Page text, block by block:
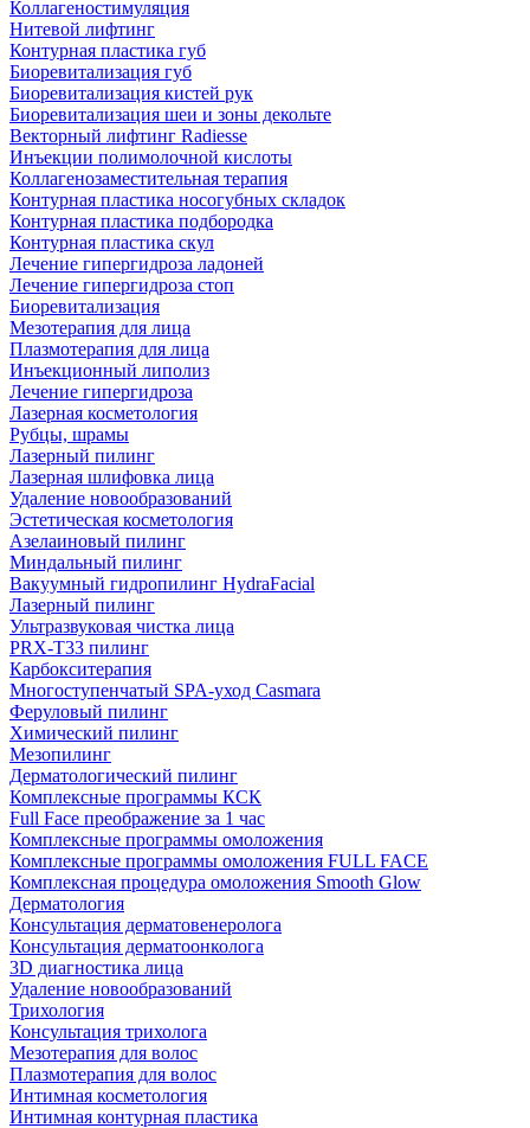
Коллагеностимуляция
Нитевой лифтинг
Контурная пластика губ
Биоревитализация губ
Биоревитализация кистей рук
Биоревитализация шеи и зоны декольте
Векторный лифтинг Radiesse
Инъекции полимолочной кислоты
Коллагенозаместительная терапия
Контурная пластика носогубных складок
Контурная пластика подбородка
Контурная пластика скул
Лечение гипергидроза ладоней
Лечение гипергидроза стоп
Биоревитализация
Мезотерапия для лица
Плазмотерапия для лица
Инъекционный липолиз
Лечение гипергидроза
Лазерная косметология
Рубцы, шрамы
Лазерный пилинг
Лазерная шлифовка лица
Удаление новообразований
Эстетическая косметология
Азелаиновый пилинг
Миндальный пилинг
Вакуумный гидропилинг HydraFacial
Лазерный пилинг
Ультразвуковая чистка лица
PRX-T33 пилинг
Карбокситерапия
Многоступенчатый SPA-уход Сasmara
Феруловый пилинг
Химический пилинг
Мезопилинг
Дерматологический пилинг
Комплексные программы КСК
Full Face преображение за 1 час
Комплексные программы омоложения
Комплексные программы омоложения FULL FACE
Комплексная процедура омоложения Smooth Glow
Дерматология
Консультация дерматовенеролога
Консультация дерматоонколога
3D диагностика лица
Удаление новообразований
Трихология
Консультация трихолога
Мезотерапия для волос
Плазмотерапия для волос
Интимная косметология
Интимная контурная пластика